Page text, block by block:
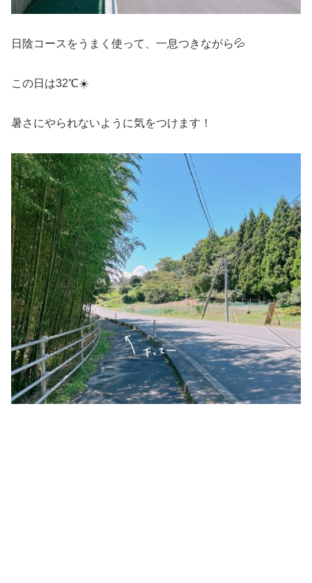
日陰コースをうまく使って、一息つきながら💦
この日は32℃☀️
暑さにやられないように気をつけます！